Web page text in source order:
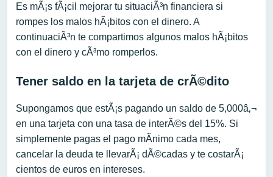
Es mÃ¡s fÃ¡cil mejorar tu situaciÃ³n financiera si
rompes los malos hÃ¡bitos con el dinero. A
continuaciÃ³n te compartimos algunos malos hÃ¡bitos
con el dinero y cÃ³mo romperlos.
Tener saldo en la tarjeta de crÃ©dito
Supongamos que estÃ¡s pagando un saldo de 5,000â‚¬
en una tarjeta con una tasa de interÃ©s del 15%. Si
simplemente pagas el pago mÃ­nimo cada mes,
cancelar la deuda te llevarÃ¡ dÃ©cadas y te costarÃ¡
cientos de euros en intereses.